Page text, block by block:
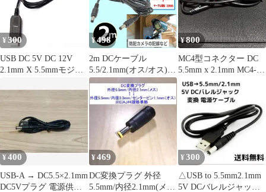
¥ 300
USB DC 5V DC 12V
2.1mm X 5.5mmモジュ
ルオスコネクタジャッ
ク電源ケーブルプラ
グ、USB-DCケーブ
ル-1M（5V~DC 12V）
¥498
2m DCケーブル
5.5/2.1mm(オス/オス)
12V 2A 22AWG
¥800
MC4型コネクター DC
5.5mm x 2.1mm MC4-
DC5521
¥400
USB‑A → DC5.5×2.1mm
DC5Vプラグ 電源供給
¥469
DC変換プラグ 外径
5.5mm/内径2.1mm(メ
¥ 300
△USB to 5.5mm2.1mm
5V DCバレルジャック